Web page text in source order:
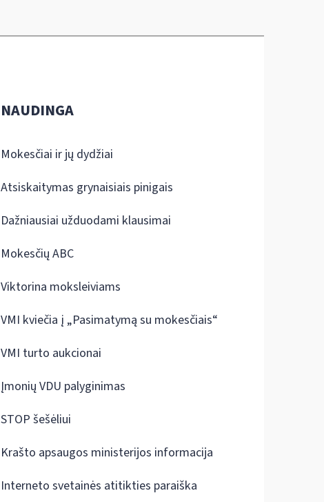
NAUDINGA
Mokesčiai ir jų dydžiai
Atsiskaitymas grynaisiais pinigais
Dažniausiai užduodami klausimai
Mokesčių ABC
Viktorina moksleiviams
VMI kviečia į „Pasimatymą su mokesčiais“
VMI turto aukcionai
Įmonių VDU palyginimas
STOP šešėliui
Krašto apsaugos ministerijos informacija
Interneto svetainės atitikties paraiška